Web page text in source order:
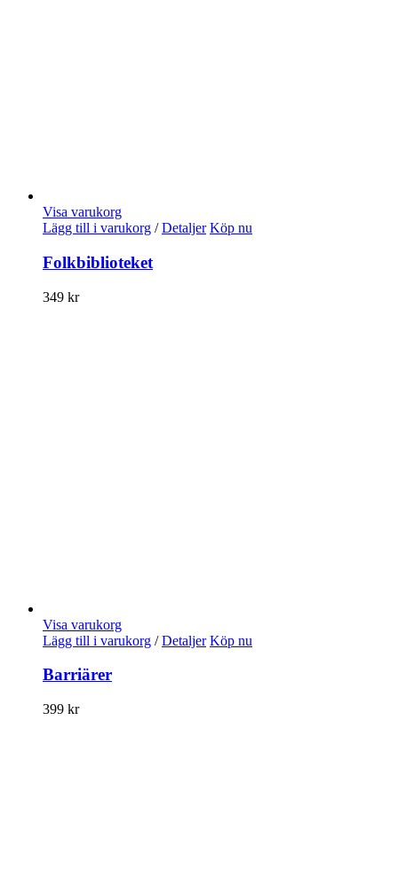
Visa varukorg
Lägg till i varukorg / Detaljer Köp nu
Folkbiblioteket
349 kr
Visa varukorg
Lägg till i varukorg / Detaljer Köp nu
Barriärer
399 kr